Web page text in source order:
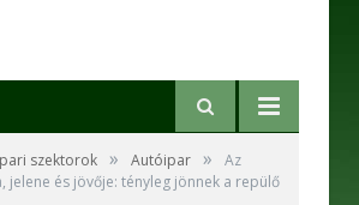
szektorok » Autóipar »
Az
jelene és jövője: tényleg jönnek a repülő